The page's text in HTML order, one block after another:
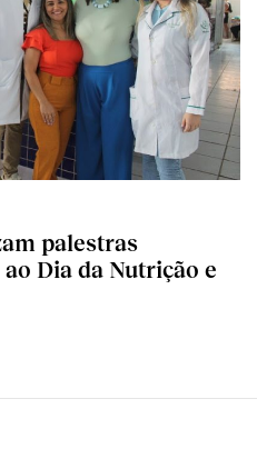
palestras
Dia da Nutrição e